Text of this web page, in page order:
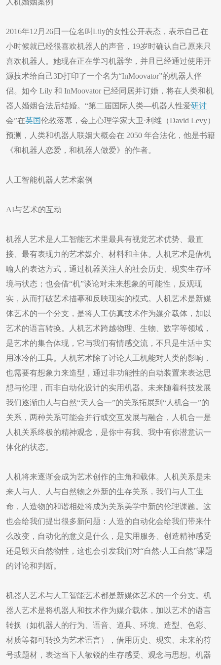
人机婚姻案例
2016年12月26日一位名叫Lily的女性公开表态，表示自己在
小时候就已经很喜欢机器人的声音，19岁时确认自己原来只
喜欢机器人。她现在正在学习机器学，并且已经通过使用开
源技术给自己3D打印了一个名为“InMoovator”的机器人伴
侣。如今 Lily 和 InMoovator 已经同居并订婚，将在人类和机
器人婚姻合法后结婚。“第二届国际人类—机器人性爱研讨
会”在英国伦敦落幕，会上心理学家大卫·利维（David Levy）
预测，人类和机器人联姻大概会在 2050 年合法化，他是书籍
《和机器人恋爱，和机器人做爱》的作者。
人工智能机器人艺术案例
AI与艺术的互动
机器人艺术是人工智能艺术里最具有视觉艺术优势、最直
接、最有表现力的艺术媒介、材料和主体。人机艺术是借机
喻人的表达方式，通过机器关注人的社会历史、现实生存环
境与状态；也会借“机”谈论对未来想象的可能性，反观现
实，从而打破艺术描摹和反映现实的模式。人机艺术是新媒
体艺术的一个分支，是将人工仿真技术作为媒介载体，加以
艺术的语言转换。人机艺术跨越物理、生物、数字等领域，
是艺术的集合体现，它与我们有情感交流，不只是生活中实
用冰冷的工具。人机艺术除了讨论人工机能对人类的影响，
也需要有想象力来造型，通过非功能性的自动装置来表达思
想与伦理，而非自动化设计的实用机器。未来随着科技发展
我们逐渐由人与自然“天人合一”的关系拓展到“人机合一”的
关系，两种关系可能会并行或交互发展与融合，人机合一是
人机关系终极的精神观念，是你中有我、我中有你潜意识一
体化的状态。
人机将来逐渐会成为艺术创作的主角和载体。人机关系是未
来人与人、人与自然物之外新的生存关系，我们与人工生
命，人造物的和谐相处将成为关系美学中新的伦理课题。这
也会给我们提出很多新问题：人造的自动化会给我们带来什
么改变，自动化的意义是什么，是实用服务、创造精神感受
还是毁灭自然物性，这也会引发我们对“自然·人工自然”课题
的讨论和判断。
机器人艺术与人工智能艺术都是新媒体艺术的一个分支。机
器人艺术是将机器人和技术作为媒介载体，加以艺术的语言
转换（如机器人的行为、语音、道具、环境、造型、色彩、
材质等都可转换为艺术语言），借用历史、现实、未来的符
号或题材，表达当下人敏锐的生存感受、观念与思想。机器